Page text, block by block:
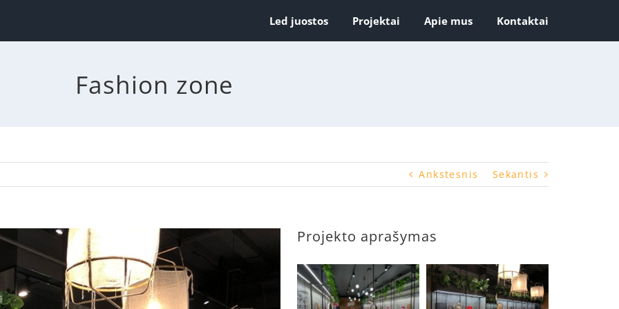
Led juostos Projektai Apie mus Kontaktai
Fashion zone
Ankstesnis Sekantis
Projekto aprašymas